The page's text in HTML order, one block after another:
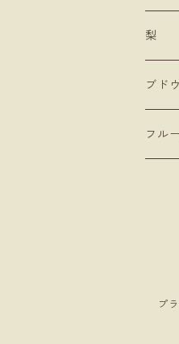
梨
ブドウ
フル
プ